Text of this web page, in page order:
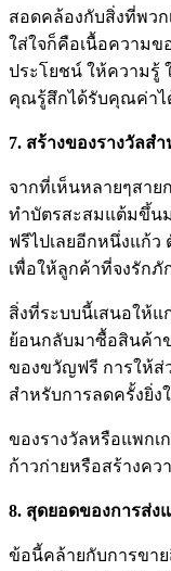
สอดคล้องกับสิ่งที่พวก
ใส่ใจก็คือเนื้อความข
ประโยชน์ ให้ความรู้
คุณรู้สึกได้รับคุณค่าไ
7. สร้างของรางวัลส
จากที่เห็นหลายๆสา
ทำบัตรสะสมแต้มขึ้น
ฟรีไปเลยอีกหนึ่งแก้ว
เพื่อให้ลูกค้าที่จงรัก
สิ่งที่ระบบนี้เสนอให้แ
ย้อนกลับมาซื้อสินค้า
ของขวัญฟรี การให้ส่
สำหรับการลดครั้งยิ่ง
ของรางวัลหรือแพกเ
ก้าวก่ายหรือสร้างค
8. สุดยอดของการส่ง
ข้อนี้คล้ายกับการขา